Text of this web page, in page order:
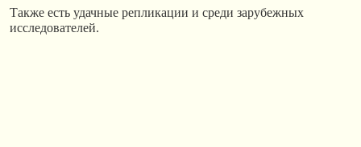
Также есть удачные репликации и среди зарубежных
исследователей.